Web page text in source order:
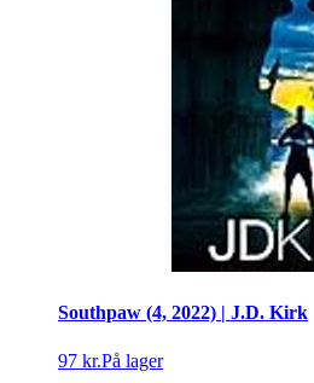
Southpaw (4, 2022) | J.D. Kirk
97 kr.På lager